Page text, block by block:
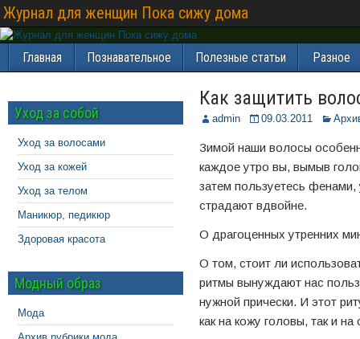
Журнал для женщин Пока сижу дома
Главная Познавательное Полезные статьи Разное
Как защитить
admin 09.03.2011
Зимой наши волосы
каждое утро вы, вымыв
затем пользуетесь
страдают вдвойне.
О драгоценных утренних
О том, стоит ли
ритмы вынуждают нас
нужной прически. И этот
как на кожу головы, так и
Уход за собой
Уход за волосами
Уход за кожей
Уход за телом
Маникюр, педикюр
Здоровая красота
Модный образ
Мода